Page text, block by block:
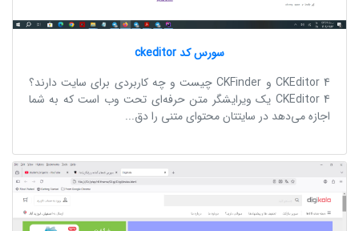
سورس کد ckeditor
CKEditor 4 و CKFinder چیست و چه کاربردی برای سایت دارند؟
CKEditor 4 یک ویرایشگر متن حرفه‌ای تحت وب است که به شما
اجازه می‌دهد در سایتتان محتوای متنی را دق...